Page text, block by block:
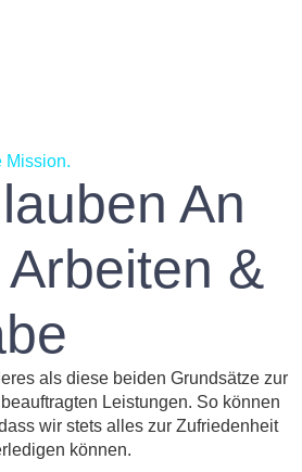
Mission.
An
&
als diese beiden Grundsätze zur
Leistungen. So können
wir stets alles zur Zufriedenheit
können.